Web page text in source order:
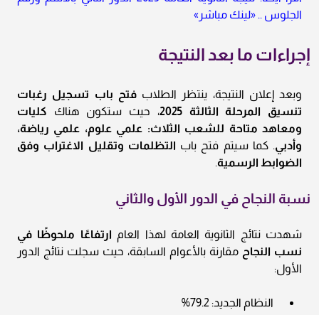
الجلوس .. «لينك مباشر»
إجراءات ما بعد النتيجة
وبعد إعلان النتيجة، ينتظر الطلابفتح باب تسجيل رغبات
تنسيق المرحلة الثالثة 2025
، حيث ستكون هناك كليات
ومعاهد متاحة للشعب الثلاث: علمي علوم، علمي رياضة،
وأدبي. كما سيتم فتح باب التظلمات وتقليل الاغتراب وفق
الضوابط الرسمية.
نسبة النجاح في الدور الأول والثاني
شهدت نتائج الثانوية العامة لهذا العام ارتفاعًا ملحوظًا في
نسب النجاح مقارنة بالأعوام السابقة، حيث سجلت نتائج الدور
الأول:
النظام الجديد: 79.2%